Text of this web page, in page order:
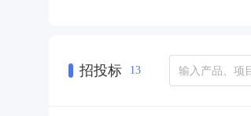
招投标 13